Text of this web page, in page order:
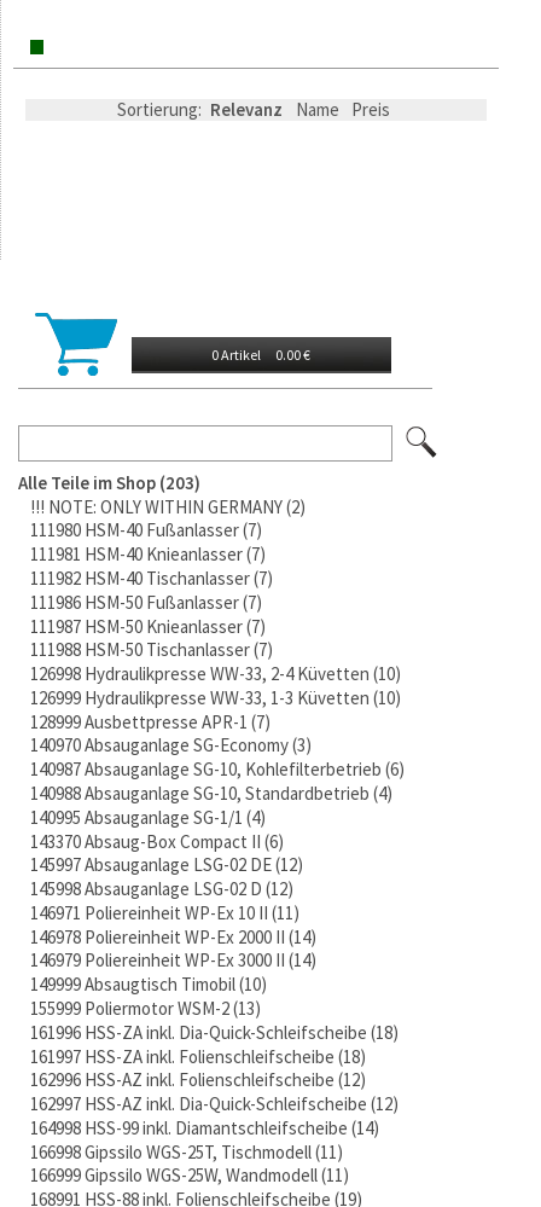
0 Artikel 0.00 €
Alle Teile im Shop 203
!!! NOTE: ONLY WITHIN GERMANY 2
111980 HSM-40 Fußanlasser 7
111981 HSM-40 Knieanlasser 7
111982 HSM-40 Tischanlasser 7
111986 HSM-50 Fußanlasser 7
111987 HSM-50 Knieanlasser 7
111988 HSM-50 Tischanlasser 7
126998 Hydraulikpresse WW-33, 2-4 Küvetten 10
126999 Hydraulikpresse WW-33, 1-3 Küvetten 10
128999 Ausbettpresse APR-1 7
140970 Absauganlage SG-Economy 3
140987 Absauganlage SG-10, Kohlefilterbetrieb 6
140988 Absauganlage SG-10, Standardbetrieb 4
140995 Absauganlage SG-1/1 4
143370 Absaug-Box Compact II 6
145997 Absauganlage LSG-02 DE 12
145998 Absauganlage LSG-02 D 12
146971 Poliereinheit WP-Ex 10 II 11
146978 Poliereinheit WP-Ex 2000 II 14
146979 Poliereinheit WP-Ex 3000 II 14
149999 Absaugtisch Timobil 10
155999 Poliermotor WSM-2 13
161996 HSS-ZA inkl. Dia-Quick-Schleifscheibe 18
161997 HSS-ZA inkl. Folienschleifscheibe 18
162996 HSS-AZ inkl. Folienschleifscheibe 12
162997 HSS-AZ inkl. Dia-Quick-Schleifscheibe 12
164998 HSS-99 inkl. Diamantschleifscheibe 14
166998 Gipssilo WGS-25T, Tischmodell 11
166999 Gipssilo WGS-25W, Wandmodell 11
168991 HSS-88 inkl. Folienschleifscheibe 19
Sortierung: Relevanz Name Preis